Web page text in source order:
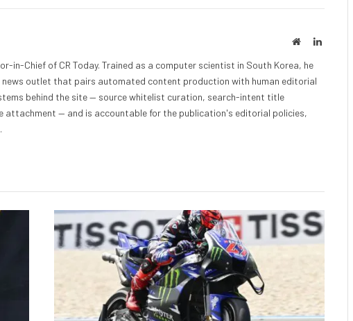
WebsiteLinkedIn
in-Chief of CR Today. Trained as a computer scientist in South Korea, he
news outlet that pairs automated content production with human editorial
behind the site — source whitelist curation, search-intent title
— and is accountable for the publication's editorial policies,